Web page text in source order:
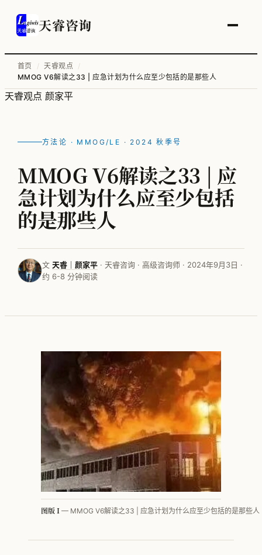
天睿咨询
信息化顶层规划
物流培训
全部案例
按行业看 · 家电
按行业看 · 快销品
按行业看 · MMOG
按行业看 · 工程机械
按行业看 · 汽车零部件
方法论体系总览
PFEP
首页 / 天睿观点
/
MMOG V6解读之33 | 应急计划为什么应至少包括的是那些人
天睿观点 颜家平
方法论 · MMOG/LE · 2024 秋季号
MMOG V6解读之33 | 应
急计划为什么应至少包括
的是那些人
文 天睿｜颜家平 · 天睿咨询 · 高级咨询师 · 2024年9月3日 ·
约 6-8 分钟阅读
图版 I — MMOG V6解读之33 | 应急计划为什么应至少包括的是那些人